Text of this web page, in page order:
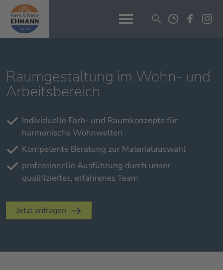
Raumgestaltung im Wohn- und
Arbeitsbereich
Individuelle Farb- und Raumkonzepte für
harmonische Wohnwelten
Kompetente Beratung zur Materialauswahl
professionelle Ausführung durch unser
qualifiziertes, erfahrenes Team
Jetzt anfragen